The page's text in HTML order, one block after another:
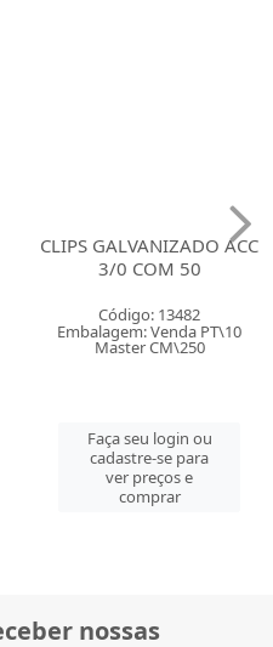
CLIPS GALVANIZADO ACC
3/0 COM 50
Código: 13482
Embalagem: Venda PT\10
Master CM\250
Faça seu login ou
cadastre-se para
ver preços e
comprar
nossas